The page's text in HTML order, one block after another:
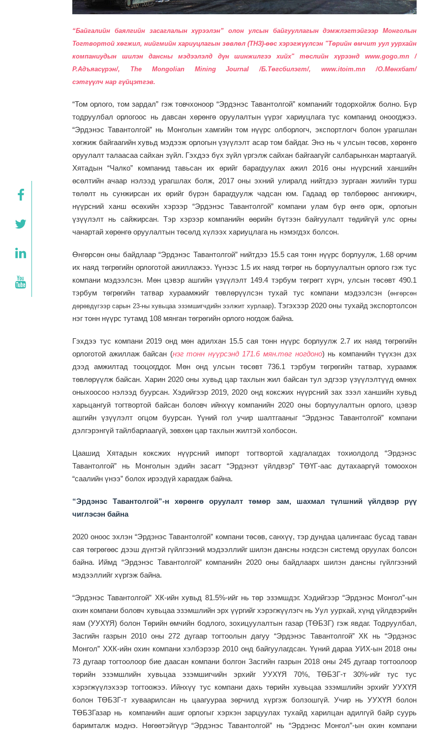
“Байгалийн баялгийн засаглалын хүрээлэн” олон улсын байгууллагын дэмжлэгтэйгээр Монголын
Тогтвортой хөгжил, нийгмийн хариуцлагын зөвлөл (ТНЗ)-өөс хэрэгжүүлсэн "Төрийн өмчит уул уурхайн
компаниудын шилэн дансны мэдээлэлд дүн шинжилгээ хийх" төслийн хүрээнд www.gogo.mn /
Р.Адъяасүрэн/, The Mongolian Mining Journal /Б.Төгсбилэгт/, www.itoim.mn /О.Мөнхбат/
сэтгүүлч нар гүйцэтгэв.
“Том орлого, том зардал” гэж товчхоноор “Эрдэнэс Тавантолгой” компанийг тодорхойлж болно. Бүр
тодруулбал орлогоос нь давсан хөрөнгө оруулалтын үүрэг хариуцлага тус компанид оноогджээ.
“Эрдэнэс Тавантолгой” нь Монголын хамгийн том нүүрс олборлогч, экспортлогч болон урагшлан
хөгжиж байгаагийн хувьд мэдээж орлогын үзүүлэлт асар том байдаг. Энэ нь ч улсын төсөв, хөрөнгө
оруулалт талаасаа сайхан зүйл. Гэхдээ бүх зүйл үргэлж сайхан байгаагүйг салбарынхан мартаагүй.
Хятадын “Чалко” компанид тавьсан их өрийг барагдуулах ажил 2016 оны нүүрсний ханшийн
өсөлтийн ачаар нэлээд урагшлах болж, 2017 оны эхний улиралд нийтдээ зургаан жилийн турш
төлөлт нь сунжирсан их өрийг бүрэн барагдуулж чадсан юм. Гадаад өр төлбөрөөс ангижирч,
нүүрсний ханш өсөхийн хэрээр “Эрдэнэс Тавантолгой” компани улам бүр өнгө орж, орлогын
үзүүлэлт нь сайжирсан. Тэр хэрээр компанийн өөрийн бүтээн байгуулалт төдийгүй улс орны
чанартай хөрөнгө оруулалтын төсөлд хүлээх хариуцлага нь нэмэгдэх болсон.
Өнгөрсөн оны байдлаар “Эрдэнэс Тавантолгой” нийтдээ 15.5 сая тонн нүүрс борлуулж, 1.68 орчим
их наяд төгрөгийн орлоготой ажиллажээ. Үүнээс 1.5 их наяд төгрөг нь борлуулалтын орлого гэж тус
компани мэдээлсэн. Мөн цэвэр ашгийн үзүүлэлт 149.4 тэрбум төгрөгт хүрч, улсын төсөвт 490.1
тэрбум төгрөгийн татвар хураамжийг төвлөрүүлсэн тухай тус компани мэдээлсэн (өнгөрсөн
дөрөвдүгээр сарын 23-ны хувьцаа эзэмшигчдийн ээлжит хурлаар). Тэгэхээр 2020 оны тухайд экспортолсон
нэг тонн нүүрс тутамд 108 мянган төгрөгийн орлого ногдож байна.
Гэхдээ тус компани 2019 онд мөн адилхан 15.5 сая тонн нүүрс борлуулж 2.7 их наяд төгрөгийн
орлоготой ажиллаж байсан (нэг тонн нүүрсэнд 171.6 мян.төг ногдоно) нь компанийн түүхэн дэх
дээд амжилтад тооцогддог. Мөн онд улсын төсөвт 736.1 тэрбум төгрөгийн татвар, хураамж
төвлөрүүлж байсан. Харин 2020 оны хувьд цар тахлын жил байсан тул эдгээр үзүүлэлтүүд өмнөх
оныхоосоо нэлээд буурсан. Хэдийгээр 2019, 2020 онд коксжих нүүрсний зах зээл ханшийн хувьд
харьцангуй тогтвортой байсан боловч ийнхүү компанийн 2020 оны борлуулалтын орлого, цэвэр
ашгийн үзүүлэлт огцом буурсан. Үүний гол учир шалтгааныг “Эрдэнэс Тавантолгой” компани
дэлгэрэнгүй тайлбарлаагүй, зөвхөн цар тахлын жилтэй холбосон.
Цаашид Хятадын коксжих нүүрсний импорт тогтвортой хадгалагдах тохиолдолд “Эрдэнэс
Тавантолгой” нь Монголын эдийн засагт “Эрдэнэт үйлдвэр” ТӨҮГ-аас дутахааргүй томоохон
“саалийн үнээ” болох ирээдүй харагдаж байна.
“Эрдэнэс Тавантолгой”-н хөрөнгө оруулалт төмөр зам, шахмал түлшний үйлдвэр рүү
чиглэсэн байна
2020 оноос эхлэн “Эрдэнэс Тавантолгой” компани төсөв, санхүү, тэр дундаа цалингаас бусад таван
сая төгрөгөөс дээш дүнтэй гүйлгээний мэдээллийг шилэн дансны нэгдсэн системд оруулах болсон
байна. Иймд “Эрдэнэс Тавантолгой” компанийн 2020 оны байдлаарх шилэн дансны гүйлгээний
мэдээллийг хүргэж байна.
“Эрдэнэс Тавантолгой” ХК-ийн хувьд 81.5%-ийг нь төр эзэмшдэг. Хэдийгээр “Эрдэнэс Монгол”-ын
охин компани боловч хувьцаа эзэмшлийн эрх үүргийг хэрэгжүүлэгч нь Уул уурхай, хүнд үйлдвэрийн
яам (УУХҮЯ) болон Төрийн өмчийн бодлого, зохицуулалтын газар (ТӨБЗГ) гэж явдаг. Тодруулбал,
Засгийн газрын 2010 оны 272 дугаар тогтоолын дагуу “Эрдэнэс Тавантолгой” ХК нь “Эрдэнэс
Монгол” ХХК-ийн охин компани хэлбэрээр 2010 онд байгуулагдсан. Үүний дараа УИХ-ын 2018 оны
73 дугаар тогтоолоор бие даасан компани болгон Засгийн газрын 2018 оны 245 дугаар тогтоолоор
төрийн эзэмшлийн хувьцаа эзэмшигчийн эрхийг УУХҮЯ 70%, ТӨБЗГ-т 30%-ийг тус тус
хэрэгжүүлэхээр тогтоожээ. Ийнхүү тус компани дахь төрийн хувьцаа эзэмшлийн эрхийг УУХҮЯ
болон ТӨБЗГ-т хуваарилсан нь цаагуураа зөрчилд хүргэж болзошгүй. Учир нь УУХҮЯ болон
ТӨБЗГазар нь компанийн ашиг орлогыг хэрхэн зарцуулах тухайд харилцан адилгүй байр суурь
баримталж мэднэ. Нөгөөтэйгүүр “Эрдэнэс Тавантолгой” нь “Эрдэнэс Монгол”-ын охин компани